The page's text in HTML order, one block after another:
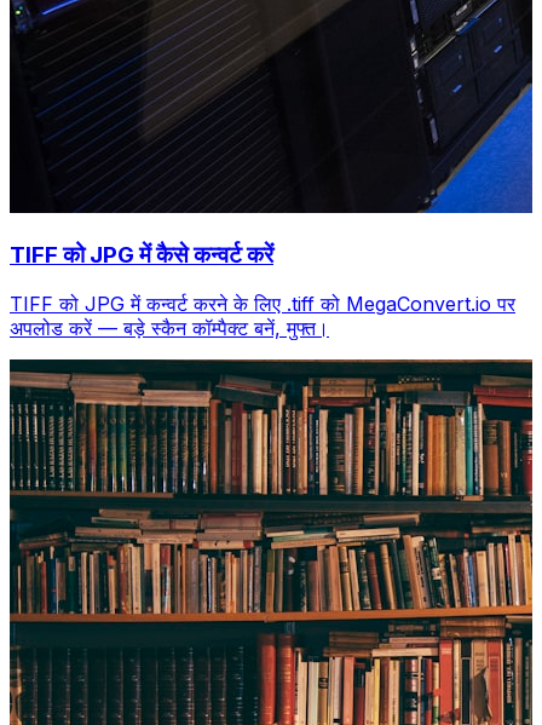
TIFF को JPG में कैसे कन्वर्ट करें
TIFF को JPG में कन्वर्ट करने के लिए .tiff को MegaConvert.io पर
अपलोड करें — बड़े स्कैन कॉम्पैक्ट बनें, मुफ्त।